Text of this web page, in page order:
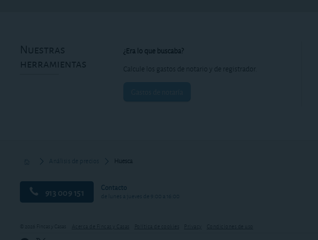
Nuestras
herramientas
¿Era lo que buscaba?
Calcule los gastos de notario y de registrador.
Análisis de precios Huesca
913 009 151 Contacto
de lunes a jueves de 9:00 a 16:00
© 2026 Fincas y Casas Acerca de Fincas y Casas Política de cookies Privacy Condiciones de uso